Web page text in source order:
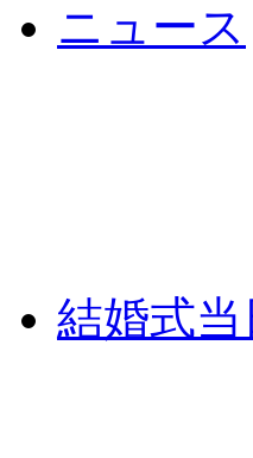
ニュース
結婚式